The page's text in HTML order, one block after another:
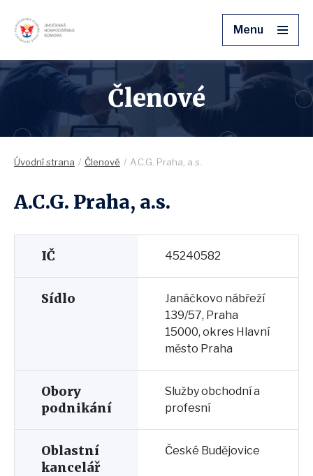
Menu
Členové
Úvodní strana Členové A.C.G. Praha, a.s.
A.C.G. Praha, a.s.
IČ 45240582
Sídlo
Janáčkovo nábřeží
139/57, Praha
15000, okres Hlavní
město Praha
Obory
podnikání
Služby obchodní a
profesní
Oblastní
kancelář
České Budějovice